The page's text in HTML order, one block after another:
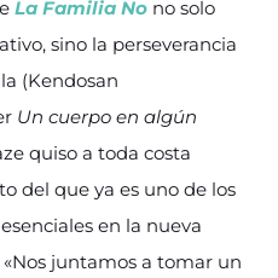
La Familia No no solo
sino la perseverancia
(Kendosan
Un cuerpo en algún
quiso a toda costa
del que ya es uno de los
en la nueva
juntamos a tomar un